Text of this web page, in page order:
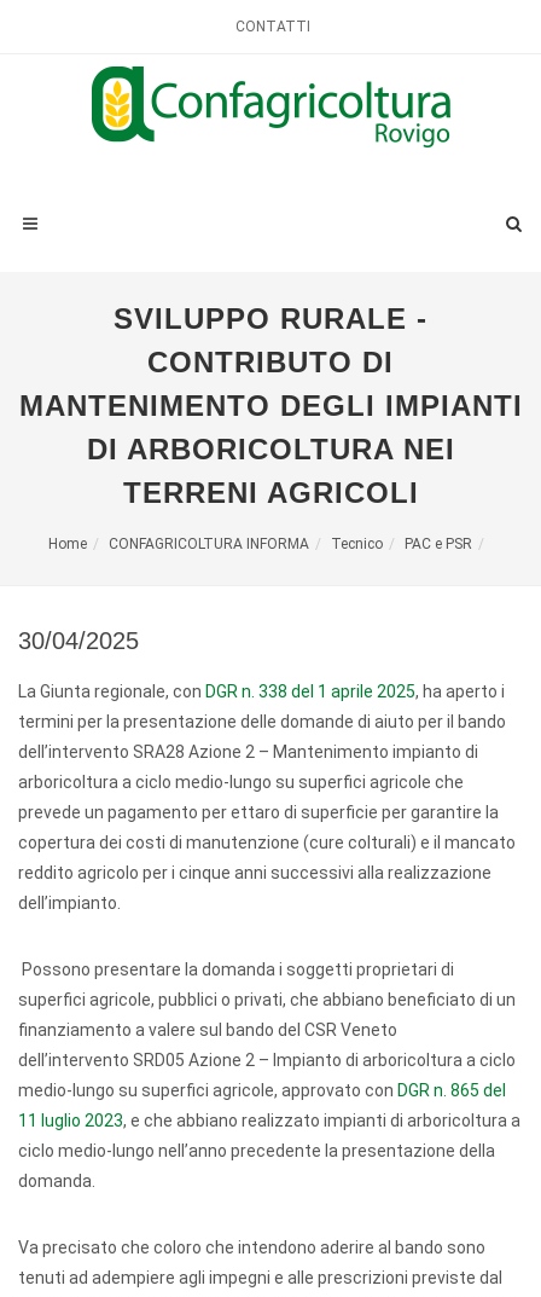
CONTATTI
SVILUPPO RURALE -
CONTRIBUTO DI
MANTENIMENTO DEGLI IMPIANTI
DI ARBORICOLTURA NEI
TERRENI AGRICOLI
Home CONFAGRICOLTURA INFORMA Tecnico PAC e PSR
30/04/2025
La Giunta regionale, con DGR n. 338 del 1 aprile 2025, ha aperto i
termini per la presentazione delle domande di aiuto per il bando
dell’intervento SRA28 Azione 2 – Mantenimento impianto di
arboricoltura a ciclo medio-lungo su superfici agricole che
prevede un pagamento per ettaro di superficie per garantire la
copertura dei costi di manutenzione (cure colturali) e il mancato
reddito agricolo per i cinque anni successivi alla realizzazione
dell’impianto.
Possono presentare la domanda i soggetti proprietari di
superfici agricole, pubblici o privati, che abbiano beneficiato di un
finanziamento a valere sul bando del CSR Veneto
dell’intervento SRD05 Azione 2 – Impianto di arboricoltura a ciclo
medio-lungo su superfici agricole, approvato con DGR n. 865 del
11 luglio 2023, e che abbiano realizzato impianti di arboricoltura a
ciclo medio-lungo nell’anno precedente la presentazione della
domanda.
Va precisato che coloro che intendono aderire al bando sono
tenuti ad adempiere agli impegni e alle prescrizioni previste dal